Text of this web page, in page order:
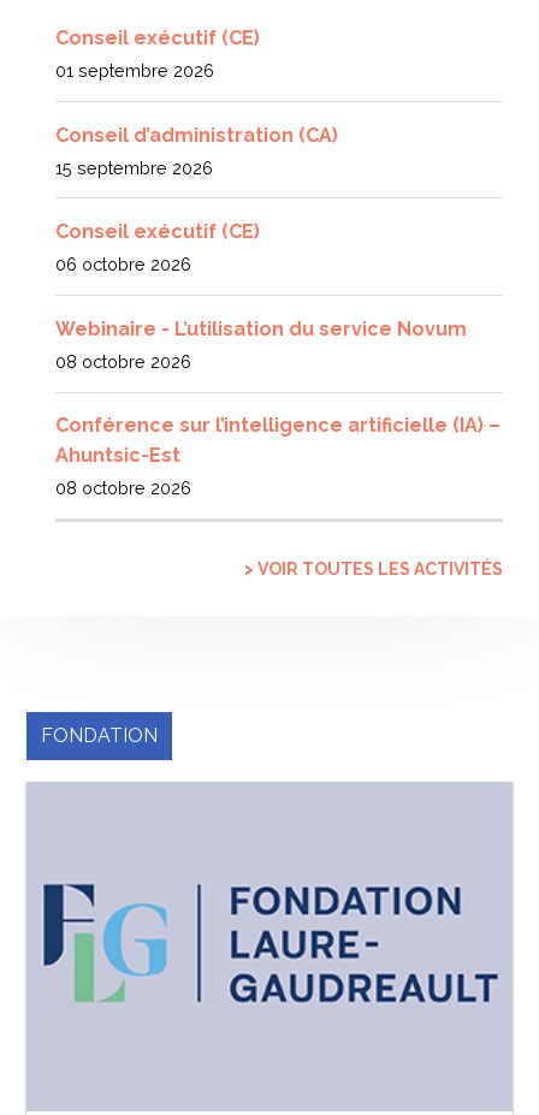
Conseil exécutif (CE)
01 septembre 2026
Conseil d’administration (CA)
15 septembre 2026
Conseil exécutif (CE)
06 octobre 2026
Webinaire - L’utilisation du service Novum
08 octobre 2026
Conférence sur l’intelligence artificielle (IA) –
Ahuntsic-Est
08 octobre 2026
> VOIR TOUTES LES ACTIVITÉS
FONDATION